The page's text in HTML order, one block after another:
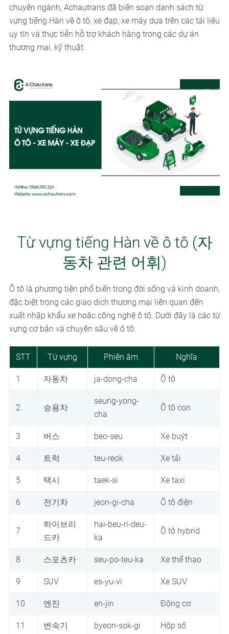
chuyên ngành, Achautrans đã biên soạn danh sách từ
vựng tiếng Hàn về ô tô, xe đạp, xe máy dựa trên các tài liệu
uy tín và thực tiễn hỗ trợ khách hàng trong các dự án
thương mại, kỹ thuật.
Từ vựng tiếng Hàn về ô tô (자
동차 관련 어휘)
Ô tô là phương tiện phổ biến trong đời sống và kinh doanh,
đặc biệt trong các giao dịch thương mại liên quan đến
xuất nhập khẩu xe hoặc công nghệ ô tô. Dưới đây là các từ
vựng cơ bản và chuyên sâu về ô tô:
STT Từ vựng Phiên âm Nghĩa
1 자동차 ja-dong-cha Ô tô
2 승용차
seung-yong-
cha
Ô tô con
3 버스 beo-seu Xe buýt
4 트럭 teu-reok Xe tải
5 택시 taek-si Xe taxi
6 전기차 jeon-gi-cha Ô tô điện
7
하이브리
드카
hai-beu-ri-deu-
ka
Ô tô hybrid
8 스포츠카 seu-po-teu-ka Xe thể thao
9 SUV es-yu-vi Xe SUV
10 엔진 en-jin Động cơ
11 변속기 byeon-sok-gi Hộp số